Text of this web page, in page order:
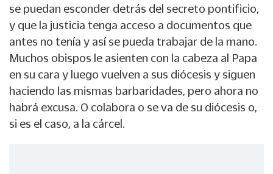
se puedan esconder detrás del secreto pontificio,
y que la justicia tenga acceso a documentos que
antes no tenía y así se pueda trabajar de la mano.
Muchos obispos le asienten con la cabeza al Papa
en su cara y luego vuelven a sus diócesis y siguen
haciendo las mismas barbaridades, pero ahora no
habrá excusa. O colabora o se va de su diócesis o,
si es el caso, a la cárcel.